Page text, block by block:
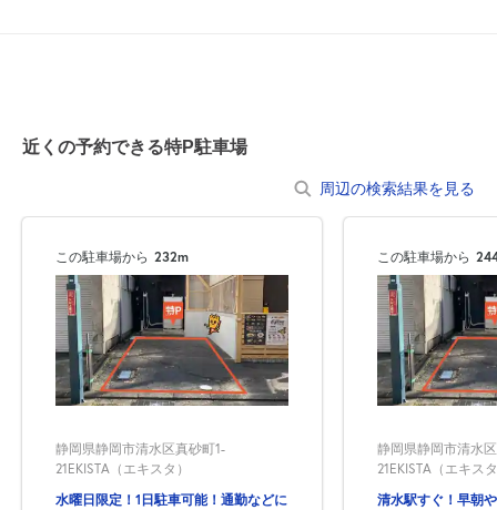
近くの予約できる特P駐車場
周辺の検索結果を見る
この駐車場から 232m
静岡県静岡市清水区真砂町1-
21EKISTA（エキスタ）
水曜日限定！1日駐車可能！通勤などに
この駐車場から
静岡県静岡市清水
21EKISTA（エキス
清水駅すぐ！早朝